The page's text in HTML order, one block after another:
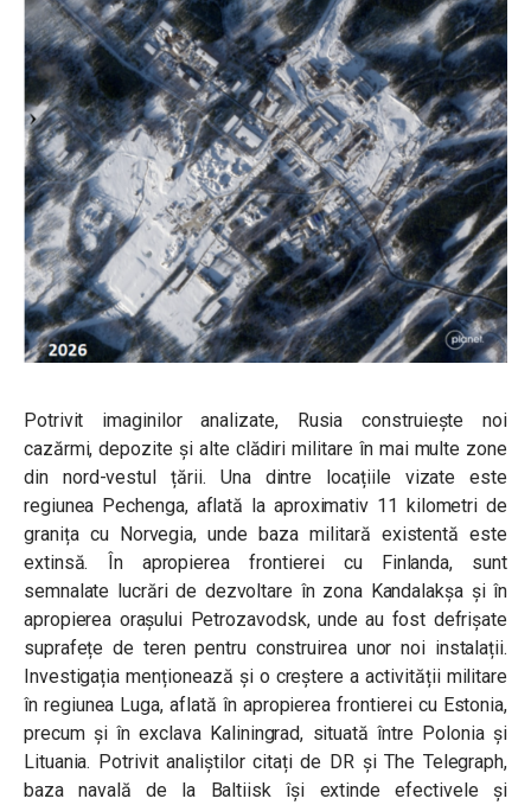
Potrivit imaginilor analizate, Rusia construiește noi
cazărmi, depozite și alte clădiri militare în mai multe zone
din nord-vestul țării. Una dintre locațiile vizate este
regiunea Pechenga, aflată la aproximativ 11 kilometri de
granița cu Norvegia, unde baza militară existentă este
extinsă. În apropierea frontierei cu Finlanda, sunt
semnalate lucrări de dezvoltare în zona Kandalakșa și în
apropierea orașului Petrozavodsk, unde au fost defrișate
suprafețe de teren pentru construirea unor noi instalații.
Investigația menționează și o creștere a activității militare
în regiunea Luga, aflată în apropierea frontierei cu Estonia,
precum și în exclava Kaliningrad, situată între Polonia și
Lituania. Potrivit analiștilor citați de DR și The Telegraph,
baza navală de la Baltiisk își extinde efectivele și